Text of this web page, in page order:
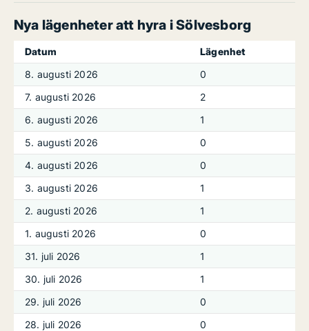
Nya lägenheter att hyra i Sölvesborg
Datum
Lägenhet
8. augusti 2026
0
7. augusti 2026
2
6. augusti 2026
1
5. augusti 2026
0
4. augusti 2026
0
3. augusti 2026
1
2. augusti 2026
1
1. augusti 2026
0
31. juli 2026
1
30. juli 2026
1
29. juli 2026
0
28. juli 2026
0